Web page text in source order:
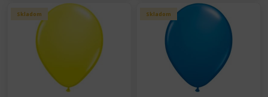
Skladom Skladom